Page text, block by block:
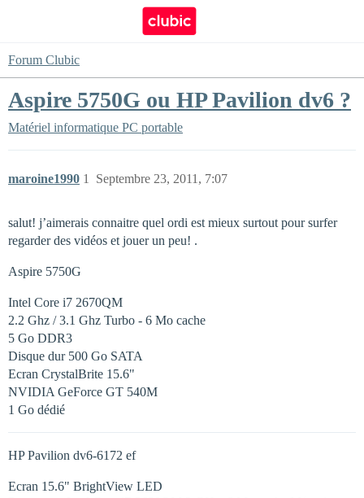
Forum Clubic
Aspire 5750G ou HP Pavilion dv6 ?
Matériel informatique PC portable
maroine1990 Septembre 23, 2011, 7:07
1
salut! j’aimerais connaitre quel ordi est mieux surtout pour surfer
regarder des vidéos et jouer un peu! .
Aspire 5750G
Intel Core i7 2670QM
2.2 Ghz / 3.1 Ghz Turbo - 6 Mo cache
5 Go DDR3
Disque dur 500 Go SATA
Ecran CrystalBrite 15.6"
NVIDIA GeForce GT 540M
1 Go dédié
HP Pavilion dv6-6172 ef
Ecran 15.6" BrightView LED